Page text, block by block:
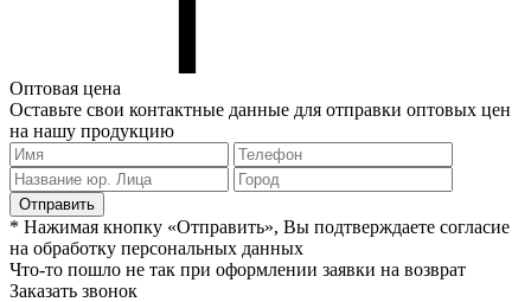
Оптовая цена
Оставьте свои контактные данные для отправки оптовых цен
на нашу продукцию
Отправить
* Нажимая кнопку «Отправить», Вы подтверждаете согласие
на обработку персональных данных
Что-то пошло не так при оформлении заявки на возврат
Заказать звонок